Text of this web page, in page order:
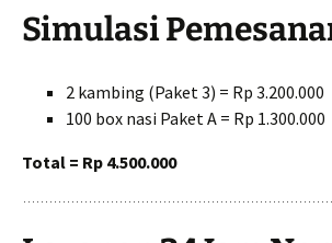
Simulasi
2 kambing (Paket 3) = Rp 3.200.000
100 box nasi Paket A = Rp 1.300.000
Total = Rp 4.500.000